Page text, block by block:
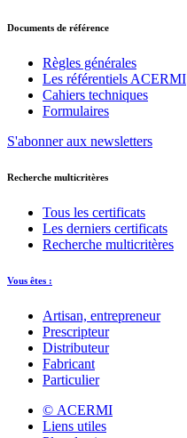
Documents de référence
Règles générales
Les référentiels ACERMI
Cahiers techniques
Formulaires
S'abonner aux newsletters
Recherche multicritères
Tous les certificats
Les derniers certificats
Recherche multicritères
Vous êtes :
Artisan, entrepreneur
Prescripteur
Distributeur
Fabricant
Particulier
© ACERMI
Liens utiles